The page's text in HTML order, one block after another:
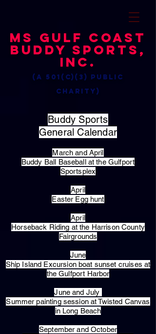
MS Gulf Coast
Buddy Sports,
Inc.
(a 501(c)(3) public
charity)
Buddy Sports
General Calendar
March and April
Buddy Ball Baseball at the Gulfport
Sportsplex
April
Easter Egg hunt
April
Horseback Riding at the Harrison County
Fairgrounds
June
Ship Island Excursion boat sunset cruises at
the Gulfport Harbor
June and July
Summer painting session at Twisted Canvas
in Long Beach
September and October